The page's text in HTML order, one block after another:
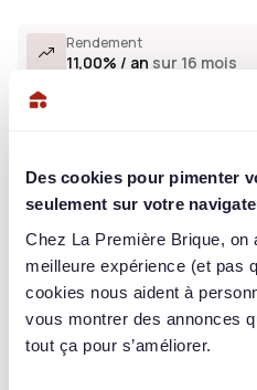
Des cookies pour pimenter
seulement sur votre
Chez La Première Brique, on
meilleure expérience (et pas
cookies nous aident à
vous montrer des annonces
tout ça pour s’améliorer.
Rendement
11,00% / an sur 16 mois
Présentation
Investissez dès 1 € dans une
avec travaux à Hayange (57),
ensemble immobilier composé
et visant à être revendus en
est pré-commercialisée à 82 %
L'investissement, assorti d'une